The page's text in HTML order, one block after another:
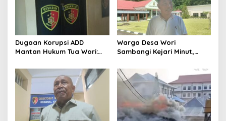
Dugaan Korupsi ADD
Mantan Hukum Tua Wori:
Hasil Audit Inspektorat
Warga Desa Wori
Sambangi Kejari Minut,
Laporan Dugaan Korupsi
Dana Desa